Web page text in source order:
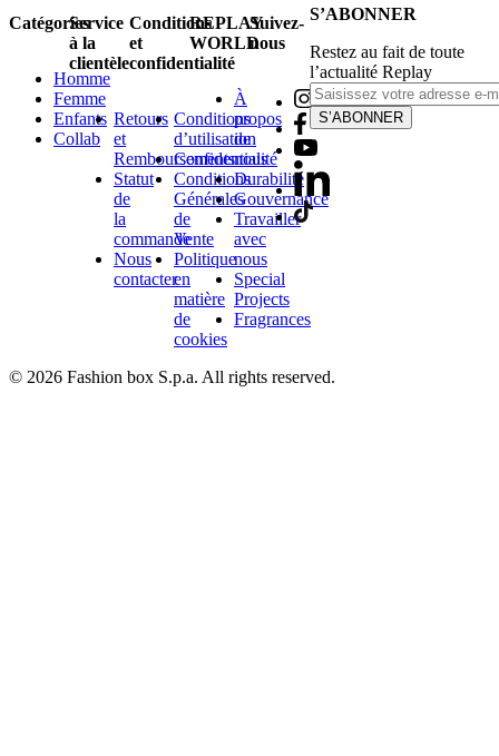
Catégories
Homme
Femme
Enfants
Collab
Service
à la
clientèle
Retours
et
Remboursements
Statut
de
la
commande
Nous
contacter
Conditions
et
confidentialité
Conditions
d’utilisation
Confidentialité
Conditions
Générales
de
Vente
Politique
en
matière
de
cookies
REPLAY
WORLD
À
propos
de
nous
Durabilité
Gouvernance
Travailler
avec
nous
Special
Projects
Fragrances
Suivez-
nous
S’ABONNER
Restez au fait de toute
l’actualité Replay
S’ABONNER
© 2026 Fashion box S.p.a. All rights reserved.